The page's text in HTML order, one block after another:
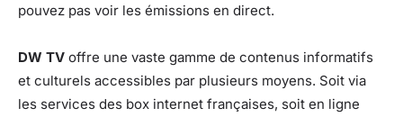
pouvez pas voir les émissions en direct.
DW TV offre une vaste gamme de contenus informatifs
et culturels accessibles par plusieurs moyens. Soit via
les services des box internet françaises, soit en ligne